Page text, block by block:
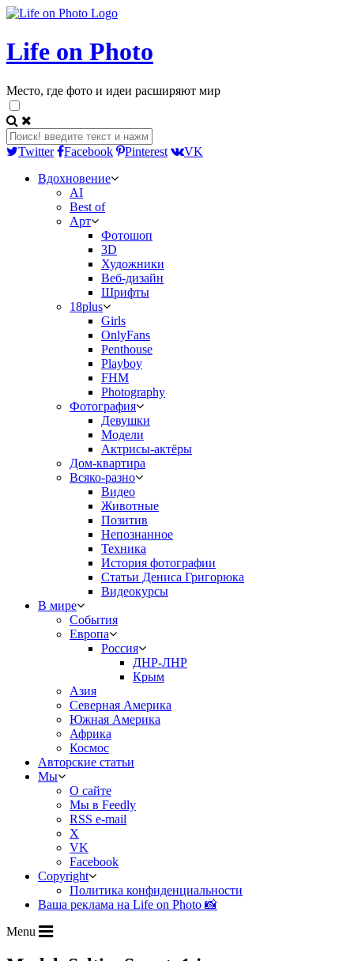
Life on Photo
Место, где фото и идеи расширяют мир
Twitter Facebook Pinterest
VK
Вдохновение
AI
Best of
Арт
Фотошоп
3D
Художники
Веб-дизайн
Шрифты
18plus
Girls
OnlyFans
Penthouse
Playboy
FHM
Photography
Фотография
Девушки
Модели
Актрисы-актёры
Дом-квартира
Всяко-разно
Видео
Животные
Позитив
Непознанное
Техника
История фотографии
Статьи Дениса Григорюка
Видеокурсы
В мире
События
Европа
Россия
ДНР-ЛНР
Крым
Азия
Северная Америка
Южная Америка
Африка
Космос
Авторские статьи
Мы
О сайте
Мы в Feedly
RSS e-mail
X
VK
Facebook
Copyright
Политика конфиденциальности
Ваша реклама на Life on Photo 📸
Menu